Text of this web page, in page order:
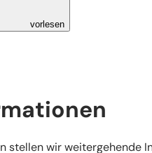
vorlesen
stellen wir weitergehende